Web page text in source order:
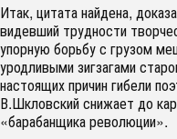
Итак, цитата найдена,
видевший трудности
упорную борьбу с грузом
уродливыми зигзагами
настоящих причин гибели
В.Шкловский снижает до
«барабанщика революции».